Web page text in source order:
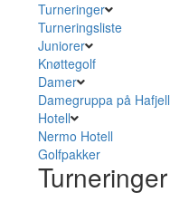
Turneringer
Turneringsliste
Juniorer
Knøttegolf
Damer
Damegruppa på Hafjell
Hotell
Nermo Hotell
Golfpakker
Turneringer